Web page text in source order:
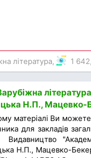
література, 1 642,
Н.П.,
матеріалі Ви
для закладів
Видавництво
Н.П., Мацевко-